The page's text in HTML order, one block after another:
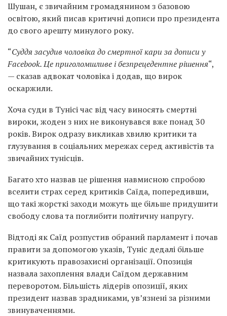
Шушан, є звичайним громадянином з базовою
освітою, який писав критичні дописи про президента
до свого арешту минулого року.
“Суддя засудив чоловіка до смертної кари за дописи у
Facebook. Це приголомшливе і безпрецедентне рішення“,
— сказав адвокат чоловіка і додав, що вирок
оскаржили.
Хоча суди в Тунісі час від часу виносять смертні
вироки, жоден з них не виконувався вже понад 30
років. Вирок одразу викликав хвилю критики та
глузування в соціальних мережах серед активістів та
звичайних тунісців.
Багато хто назвав це рішення навмисною спробою
вселити страх серед критиків Саїда, попередивши,
що такі жорсткі заходи можуть ще більше придушити
свободу слова та поглибити політичну напругу.
Відтоді як Саїд розпустив обраний парламент і почав
правити за допомогою указів, Туніс дедалі більше
критикують правозахисні організації. Опозиція
назвала захоплення влади Саїдом державним
переворотом. Більшість лідерів опозиції, яких
президент назвав зрадниками, ув’язнені за різними
звинуваченнями.